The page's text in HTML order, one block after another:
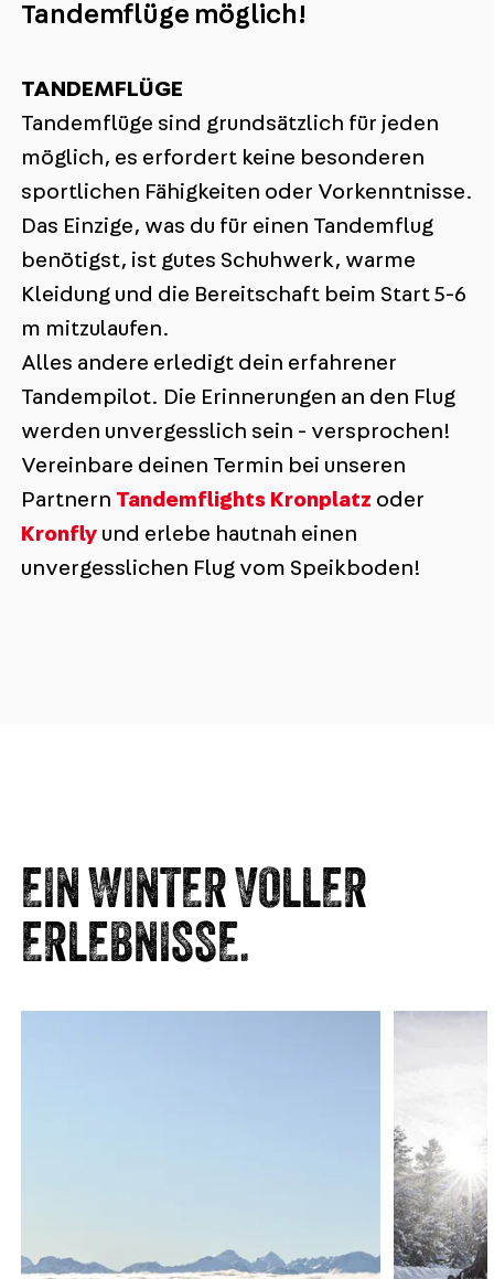
Tandemflüge möglich!
TANDEMFLÜGE
Tandemflüge sind grundsätzlich für jeden
möglich, es erfordert keine besonderen
sportlichen Fähigkeiten oder Vorkenntnisse.
Das Einzige, was du für einen Tandemflug
benötigst, ist gutes Schuhwerk, warme
Kleidung und die Bereitschaft beim Start 5-6
m mitzulaufen.
Alles andere erledigt dein erfahrener
Tandempilot. Die Erinnerungen an den Flug
werden unvergesslich sein - versprochen!
Vereinbare deinen Termin bei unseren
Partnern Tandemflights Kronplatz oder
Kronflyund erlebe hautnah einen
unvergesslichen Flug vom Speikboden!
EIN WINTER VOLLER
ERLEBNISSE.